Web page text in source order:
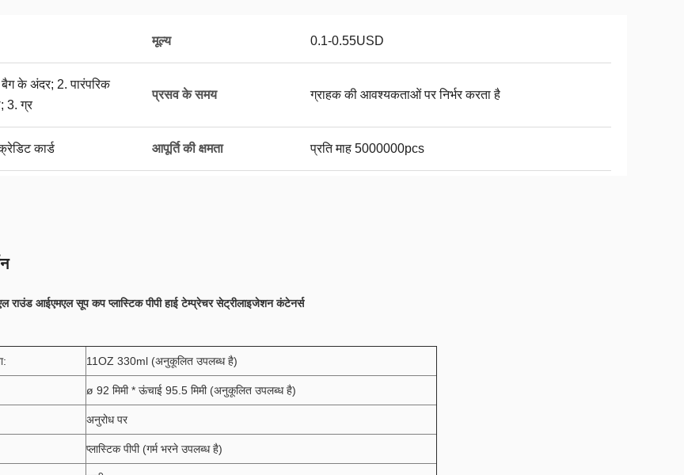
मूल्य 0.1-0.55USD
बैग के अंदर; 2. पारंपरिक
3. ग्र
प्रसव के समय ग्राहक की आवश्यकताओं पर निर्भर करता है
कार्ड आपूर्ति की क्षमता प्रति माह 5000000pcs
आईएमएल सूप कप प्लास्टिक पीपी हाई टेम्प्रेचर सेट्रीलाइजेशन कंटेनर्स
11OZ 330ml (अनुकूलित उपलब्ध है)
ø 92 मिमी * ऊंचाई 95.5 मिमी (अनुकूलित उपलब्ध है)
अनुरोध पर
प्लास्टिक पीपी (गर्म भरने उपलब्ध है)